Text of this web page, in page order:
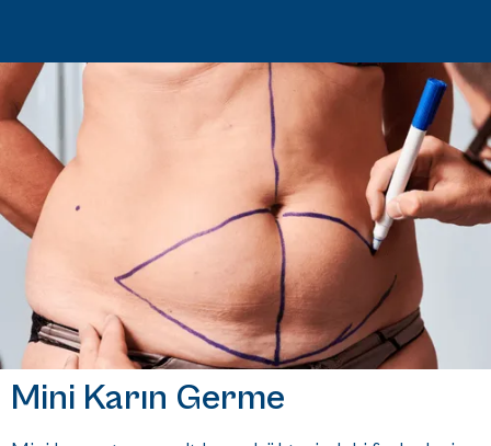
Mini Karın Germe